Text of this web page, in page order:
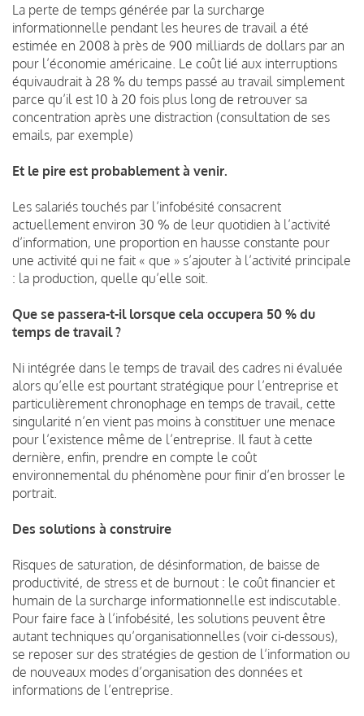
La perte de temps générée par la surcharge
informationnelle pendant les heures de travail a été
estimée en 2008 à près de 900 milliards de dollars par an
pour l’économie américaine. Le coût lié aux interruptions
équivaudrait à 28 % du temps passé au travail simplement
parce qu’il est 10 à 20 fois plus long de retrouver sa
concentration après une distraction (consultation de ses
emails, par exemple)
Et le pire est probablement à venir.
Les salariés touchés par l’infobésité consacrent
actuellement environ 30 % de leur quotidien à l’activité
d’information, une proportion en hausse constante pour
une activité qui ne fait « que » s’ajouter à l’activité principale
: la production, quelle qu’elle soit.
Que se passera-t-il lorsque cela occupera 50 % du
temps de travail ?
Ni intégrée dans le temps de travail des cadres ni évaluée
alors qu’elle est pourtant stratégique pour l’entreprise et
particulièrement chronophage en temps de travail, cette
singularité n’en vient pas moins à constituer une menace
pour l’existence même de l’entreprise. Il faut à cette
dernière, enfin, prendre en compte le coût
environnemental du phénomène pour finir d’en brosser le
portrait.
Des solutions à construire
Risques de saturation, de désinformation, de baisse de
productivité, de stress et de burnout : le coût financier et
humain de la surcharge informationnelle est indiscutable.
Pour faire face à l’infobésité, les solutions peuvent être
autant techniques qu’organisationnelles (voir ci-dessous),
se reposer sur des stratégies de gestion de l’information ou
de nouveaux modes d’organisation des données et
informations de l’entreprise.